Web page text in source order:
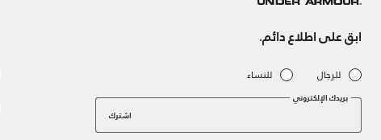
ابق على اطلاع دائم.
للرجال للنساء
بريدك الإلكتروني
اشترك